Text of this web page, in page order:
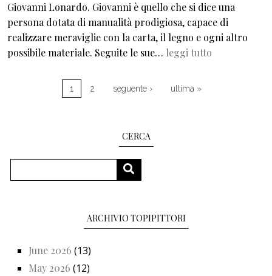
Giovanni Lonardo. Giovanni è quello che si dice una
persona dotata di manualità prodigiosa, capace di
realizzare meraviglie con la carta, il legno e ogni altro
possibile materiale. Seguite le sue… leggi tutto
1 2 seguente ›Next page
ultima »Last page
CERCA
SEARCH
ARCHIVIO TOPIPITTORI
June 2026 (13)
May 2026 (12)